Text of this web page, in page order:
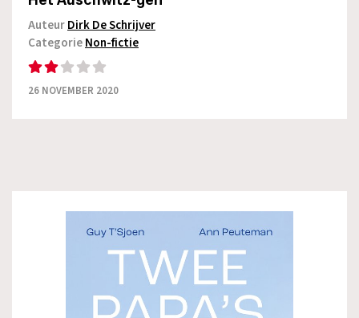
AuteurDirk De Schrijver
CategorieNon-fictie
26 NOVEMBER 2020